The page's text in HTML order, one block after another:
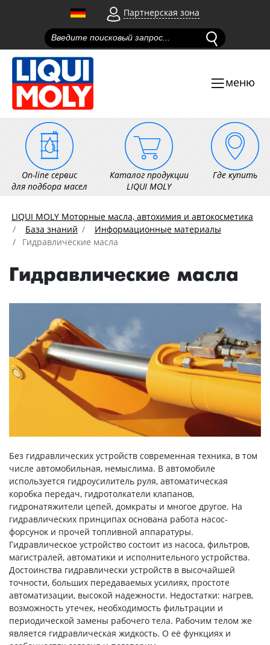
Партнерская зона
меню
On-line сервис
для подбора масел
Каталог продукции
LIQUI MOLY
Где купить
LIQUI MOLY Моторные масла, автохимия и автокосметика
База знаний
Информационные материалы
Гидравлические масла
Гидравлические масла
Без гидравлических устройств современная техника, в том
числе автомобильная, немыслима. В автомобиле
используется гидроусилитель руля, автоматическая
коробка передач, гидротолкатели клапанов,
гидронатяжители цепей, домкраты и многое другое. На
гидравлических принципах основана работа насос-
форсунок и прочей топливной аппаратуры.
Гидравлическое устройство состоит из насоса, фильтров,
магистралей, автоматики и исполнительного устройства.
Достоинства гидравлически устройств в высочайшей
точности, больших передаваемых усилиях, простоте
автоматизации, высокой надежности. Недостатки: нагрев,
возможность утечек, необходимость фильтрации и
периодической замены рабочего тела. Рабочим телом же
является гидравлическая жидкость. О её функциях и